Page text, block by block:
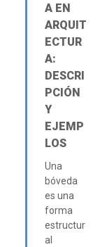
A EN
ARQUIT
ECTUR
A:
DESCRI
PCIÓN
Y
EJEMP
LOS
Una
bóveda
es una
forma
estructur
al